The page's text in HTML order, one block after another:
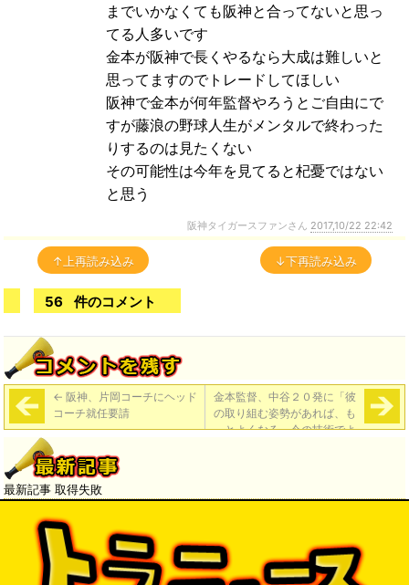
までいかなくても阪神と合ってないと思っ
てる人多いです
金本が阪神で長くやるなら大成は難しいと
思ってますのでトレードしてほしい
阪神で金本が何年監督やろうとご自由にで
すが藤浪の野球人生がメンタルで終わった
りするのは見たくない
その可能性は今年を見てると杞憂ではない
と思う
阪神タイガースファンさん 2017,10/22 22:42
↑上再読み込み ↓下再読み込み
56 件のコメント
← 阪神、片岡コーチにヘッド
コーチ就任要請
金本監督、中谷２０発に「彼
の取り組む姿勢があれば、も
っとよくなる。今の技術でよ
最新記事 取得失敗